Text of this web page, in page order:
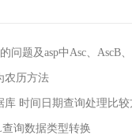
问题及asp中Asc、AscB
农历方法
库 时间日期查询处理比
查询数据类型转换